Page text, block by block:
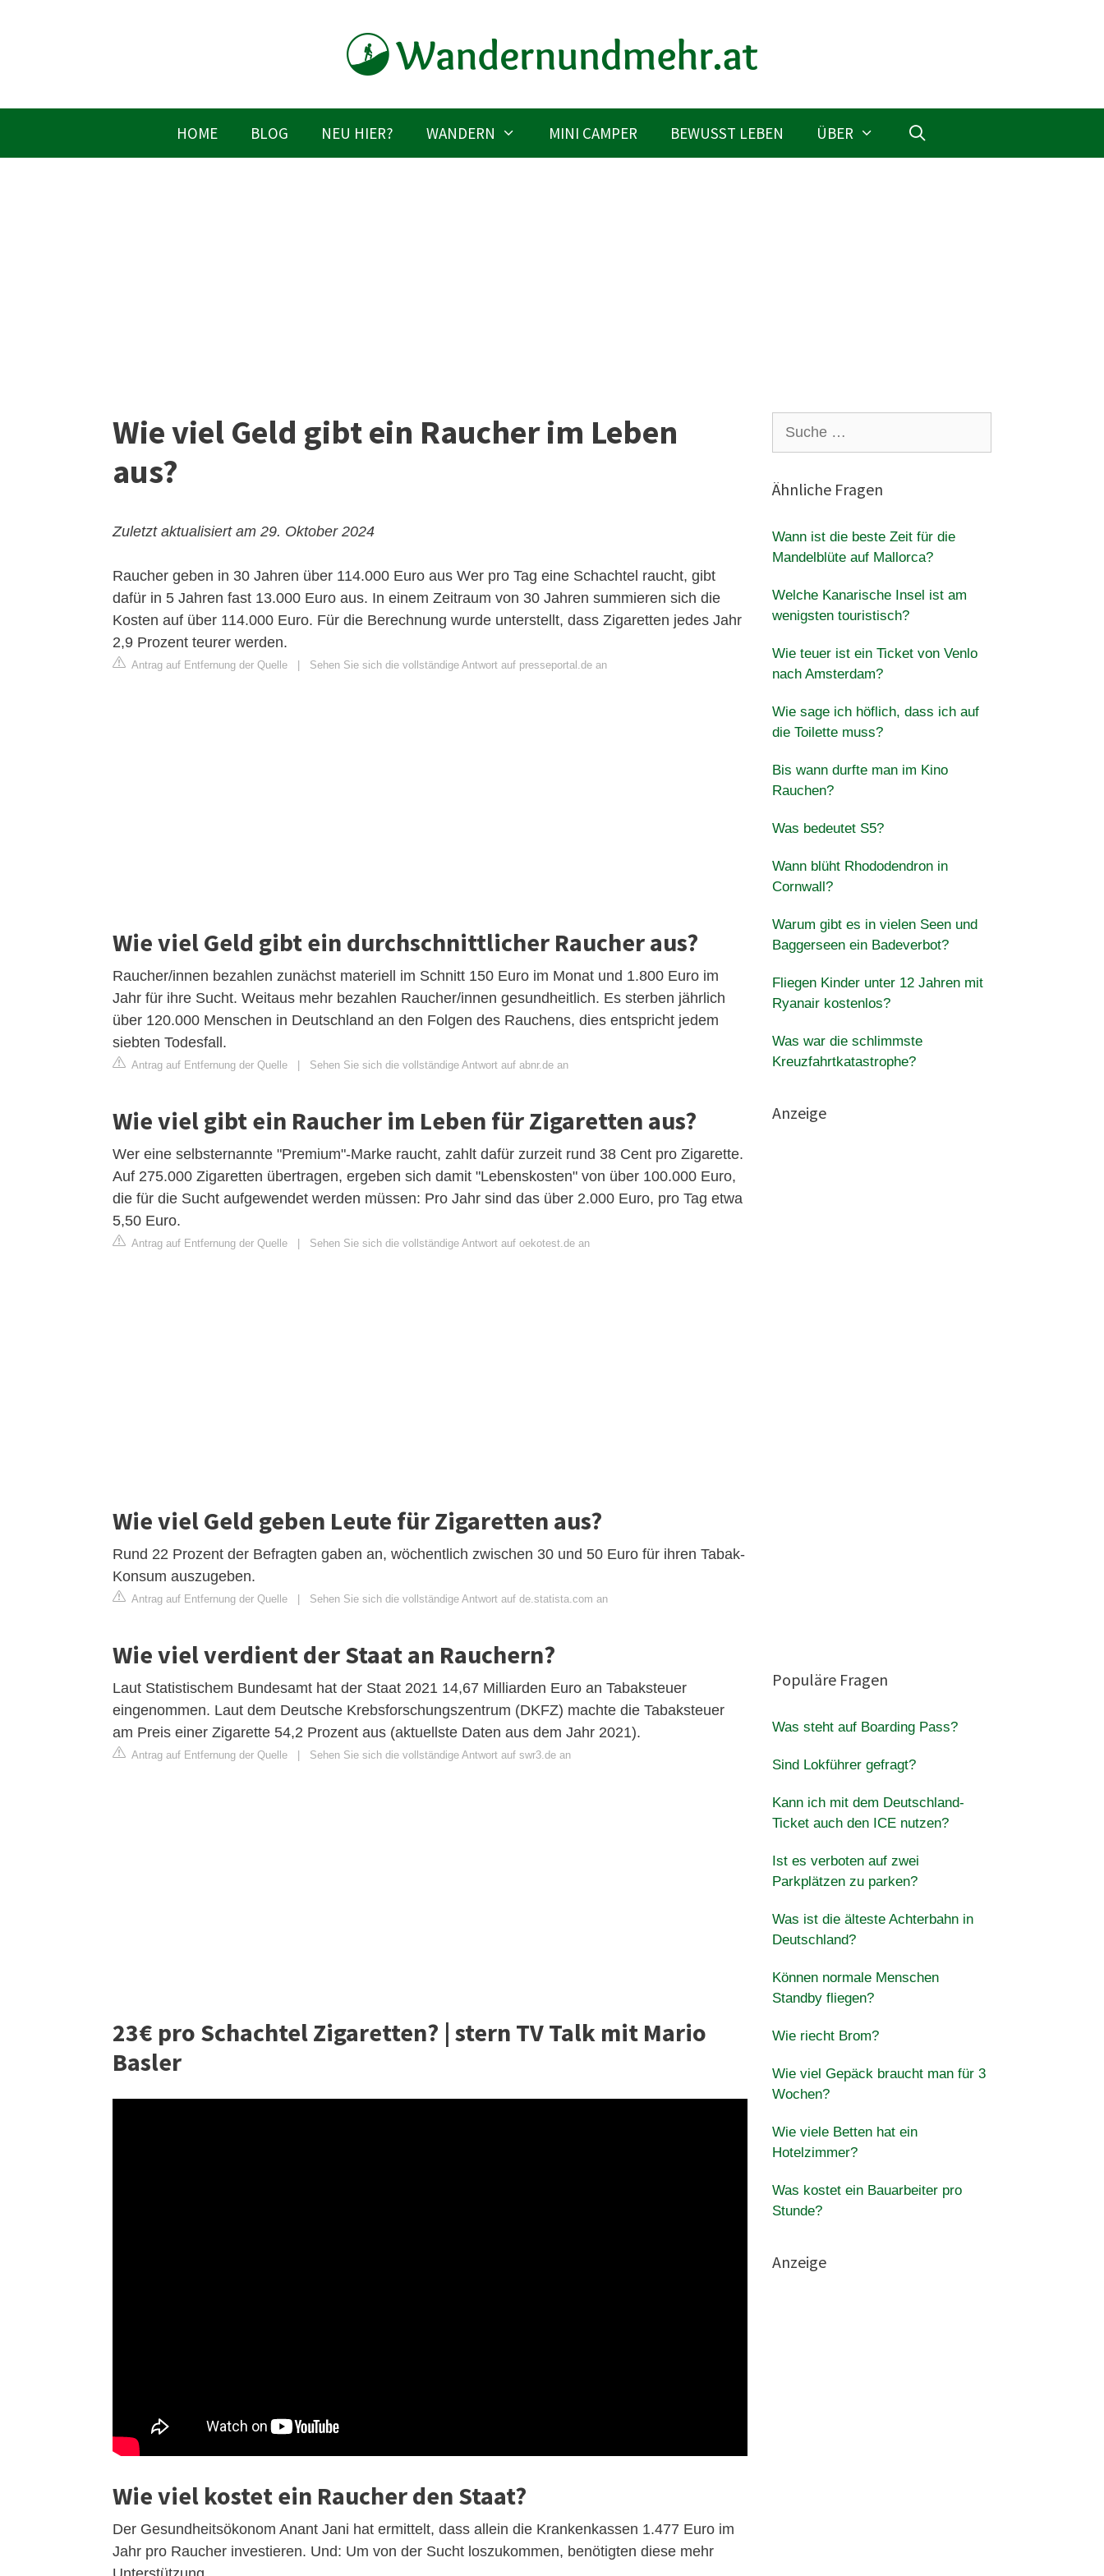
HOME BLOG NEU HIER? WANDERN MINI CAMPER BEWUSST LEBEN ÜBER
Wie viel Geld gibt ein Raucher im Leben
aus?
Zuletzt aktualisiert am 29. Oktober 2024
Raucher geben in 30 Jahren über 114.000 Euro aus Wer pro Tag eine Schachtel raucht, gibt
dafür in 5 Jahren fast 13.000 Euro aus. In einem Zeitraum von 30 Jahren summieren sich die
Kosten auf über 114.000 Euro. Für die Berechnung wurde unterstellt, dass Zigaretten jedes Jahr
2,9 Prozent teurer werden.
Antrag auf Entfernung der Quelle Sehen Sie sich die vollständige Antwort auf presseportal.de an
Wie viel Geld gibt ein durchschnittlicher Raucher aus?
Raucher/innen bezahlen zunächst materiell im Schnitt 150 Euro im Monat und 1.800 Euro im
Jahr für ihre Sucht. Weitaus mehr bezahlen Raucher/innen gesundheitlich. Es sterben jährlich
über 120.000 Menschen in Deutschland an den Folgen des Rauchens, dies entspricht jedem
siebten Todesfall.
Antrag auf Entfernung der Quelle Sehen Sie sich die vollständige Antwort auf abnr.de an
Wie viel gibt ein Raucher im Leben für Zigaretten aus?
Wer eine selbsternannte "Premium"-Marke raucht, zahlt dafür zurzeit rund 38 Cent pro Zigarette.
Auf 275.000 Zigaretten übertragen, ergeben sich damit "Lebenskosten" von über 100.000 Euro,
die für die Sucht aufgewendet werden müssen: Pro Jahr sind das über 2.000 Euro, pro Tag etwa
5,50 Euro.
Antrag auf Entfernung der Quelle Sehen Sie sich die vollständige Antwort auf oekotest.de an
Wie viel Geld geben Leute für Zigaretten aus?
Rund 22 Prozent der Befragten gaben an, wöchentlich zwischen 30 und 50 Euro für ihren Tabak-
Konsum auszugeben.
Antrag auf Entfernung der Quelle Sehen Sie sich die vollständige Antwort auf de.statista.com an
Wie viel verdient der Staat an Rauchern?
Laut Statistischem Bundesamt hat der Staat 2021 14,67 Milliarden Euro an Tabaksteuer
eingenommen. Laut dem Deutsche Krebsforschungszentrum (DKFZ) machte die Tabaksteuer
am Preis einer Zigarette 54,2 Prozent aus (aktuellste Daten aus dem Jahr 2021).
Antrag auf Entfernung der Quelle Sehen Sie sich die vollständige Antwort auf swr3.de an
23€ pro Schachtel Zigaretten? | stern TV Talk mit Mario
Basler
Wie viel kostet ein Raucher den Staat?
Der Gesundheitsökonom Anant Jani hat ermittelt, dass allein die Krankenkassen 1.477 Euro im
Jahr pro Raucher investieren. Und: Um von der Sucht loszukommen, benötigten diese mehr
nach:
Ähnliche Fragen
Wann ist die beste Zeit für die
Mandelblüte auf Mallorca?
Welche Kanarische Insel ist am
wenigsten touristisch?
Wie teuer ist ein Ticket von Venlo
nach Amsterdam?
Wie sage ich höflich, dass ich auf
die Toilette muss?
Bis wann durfte man im Kino
Rauchen?
Was bedeutet S5?
Wann blüht Rhododendron in
Cornwall?
Warum gibt es in vielen Seen und
Baggerseen ein Badeverbot?
Fliegen Kinder unter 12 Jahren mit
Ryanair kostenlos?
Was war die schlimmste
Kreuzfahrtkatastrophe?
Anzeige
Populäre Fragen
Was steht auf Boarding Pass?
Sind Lokführer gefragt?
Kann ich mit dem Deutschland-
Ticket auch den ICE nutzen?
Ist es verboten auf zwei
Parkplätzen zu parken?
Was ist die älteste Achterbahn in
Deutschland?
Können normale Menschen
Standby fliegen?
Wie riecht Brom?
Wie viel Gepäck braucht man für 3
Wochen?
Wie viele Betten hat ein
Hotelzimmer?
Was kostet ein Bauarbeiter pro
Stunde?
Anzeige